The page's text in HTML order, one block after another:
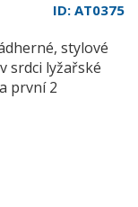
ID: AT0375
stylové
srdci lyžařské
první 2